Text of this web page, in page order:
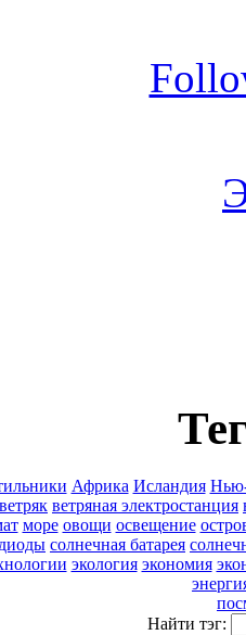
Африка Исландия
ветряк ветряная электростанция
море овощи освещение
солнечная батарея
экология экономия
Найти тэг: